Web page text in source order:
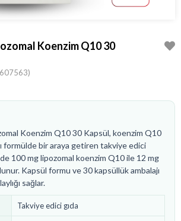
Koenzim Q10 30
Koenzim Q10 30 Kapsül, koenzim Q10
formülde bir araya getiren takviye edici
100 mg lipozomal koenzim Q10 ile 12 mg
Kapsül formu ve 30 kapsüllük ambalajı
sağlar.
Takviye edici gıda